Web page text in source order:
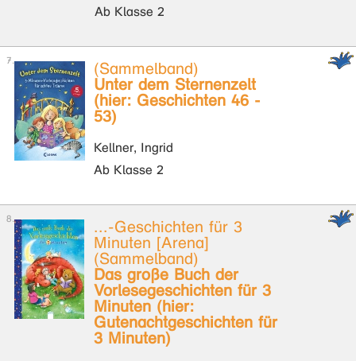
Ab Klasse 2
(Sammelband)
Unter dem Sternenzelt
(hier: Geschichten 46 -
53)
Kellner, Ingrid
Ab Klasse 2
...-Geschichten für 3
Minuten [Arena]
(Sammelband)
Das große Buch der
Vorlesegeschichten für 3
Minuten (hier:
Gutenachtgeschichten für
3 Minuten)